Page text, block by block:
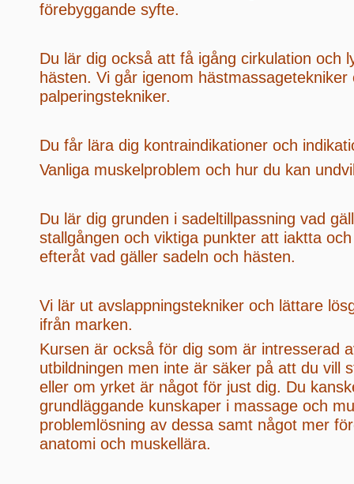
förebyggande syfte.
Du lär dig också att få igång cirkulation och
hästen. Vi går igenom hästmassagetekniker
palperingstekniker.
Du får lära dig kontraindikationer och
Vanliga muskelproblem och hur du kan
Du lär dig grunden i sadeltillpassning vad
stallgången och viktiga punkter att iaktta
efteråt vad gäller sadeln och hästen.
Vi lär ut avslappningstekniker och lättare
ifrån marken.
Kursen är också för dig som är intresserad
utbildningen men inte är säker på att du vill
eller om yrket är något för just dig. Du
grundläggande kunskaper i massage och
problemlösning av dessa samt något mer
anatomi och muskellära.